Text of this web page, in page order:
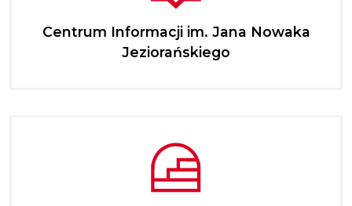
Centrum Informacji im. Jana Nowaka
Jeziorańskiego